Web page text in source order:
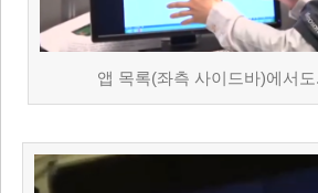
앱 목록(좌측 사이드바)에서도